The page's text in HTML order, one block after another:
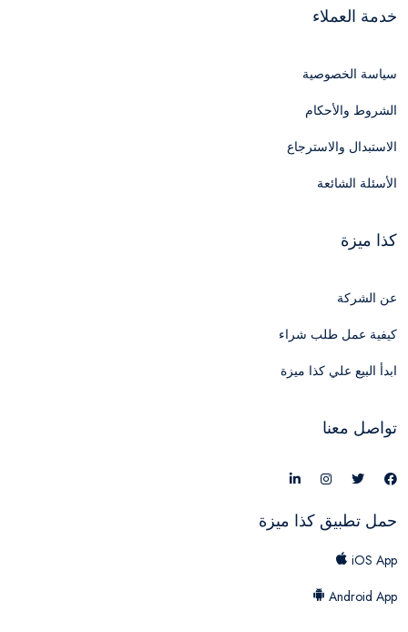
خدمة العملاء
سياسة الخصوصية
الشروط والأحكام
الاستبدال والاسترجاع
الأسئلة الشائعة
كذا ميزة
عن الشركة
كيفية عمل طلب شراء
ابدأ البيع علي كذا ميزة
تواصل معنا
حمل تطبيق كذا ميزة
iOS App
Android App